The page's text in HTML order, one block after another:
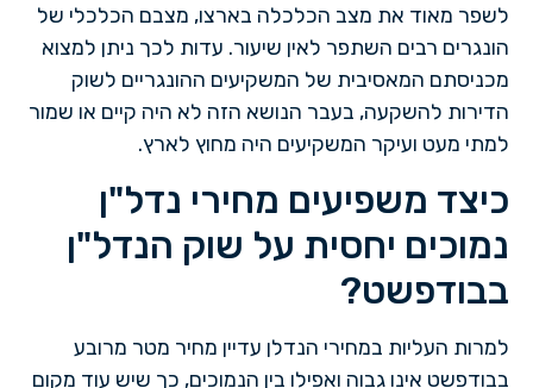
לשפר מאוד את מצב הכלכלה בארצו, מצבם הכלכלי של
הונגרים רבים השתפר לאין שיעור. עדות לכך ניתן למצוא
מכניסתם המאסיבית של המשקיעים ההונגריים לשוק
הדירות להשקעה, בעבר הנושא הזה לא היה קיים או שמור
למתי מעט ועיקר המשקיעים היה מחוץ לארץ.
כיצד משפיעים מחירי נדל"ן
נמוכים יחסית על שוק הנדל"ן
בבודפשט?
למרות העליות במחירי הנדלן עדיין מחיר מטר מרובע
בבודפשט אינו גבוה ואפילו בין הנמוכים, כך שיש עוד מקום